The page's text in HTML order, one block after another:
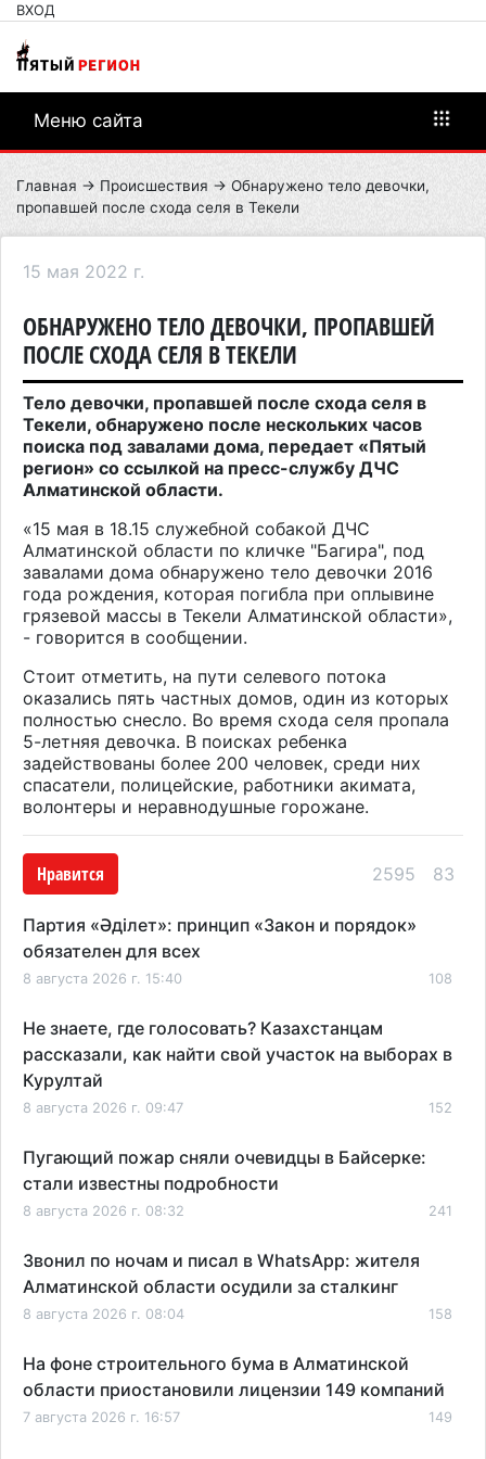
ВХОД
Меню сайта
Главная → Происшествия → Обнаружено тело девочки,
пропавшей после схода селя в Текели
15 мая 2022 г.
ОБНАРУЖЕНО ТЕЛО ДЕВОЧКИ, ПРОПАВШЕЙ
ПОСЛЕ СХОДА СЕЛЯ В ТЕКЕЛИ
Тело девочки, пропавшей после схода селя в
Текели, обнаружено после нескольких часов
поиска под завалами дома, передает «Пятый
регион» со ссылкой на пресс-службу ДЧС
Алматинской области.
«15 мая в 18.15 служебной собакой ДЧС
Алматинской области по кличке "Багира", под
завалами дома обнаружено тело девочки 2016
года рождения, которая погибла при оплывине
грязевой массы в Текели Алматинской области»,
- говорится в сообщении.
Стоит отметить, на пути селевого потока
оказались пять частных домов, один из которых
полностью снесло. Во время схода селя пропала
5-летняя девочка. В поисках ребенка
задействованы более 200 человек, среди них
спасатели, полицейские, работники акимата,
волонтеры и неравнодушные горожане.
Нравится 2595 83
Партия «Әділет»: принцип «Закон и порядок»
обязателен для всех
8 августа 2026 г. 15:40 108
Не знаете, где голосовать? Казахстанцам
рассказали, как найти свой участок на выборах в
Курултай
8 августа 2026 г. 09:47 152
Пугающий пожар сняли очевидцы в Байсерке:
стали известны подробности
8 августа 2026 г. 08:32 241
Звонил по ночам и писал в WhatsApp: жителя
Алматинской области осудили за сталкинг
8 августа 2026 г. 08:04 158
На фоне строительного бума в Алматинской
области приостановили лицензии 149 компаний
7 августа 2026 г. 16:57 149